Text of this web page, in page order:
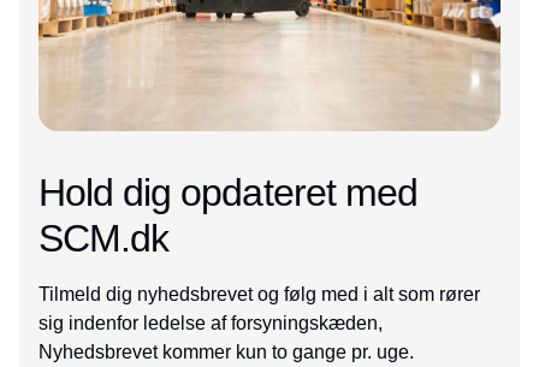
Hold dig opdateret med
SCM.dk
Tilmeld dig nyhedsbrevet og følg med i alt som rører
sig indenfor ledelse af forsyningskæden,
Nyhedsbrevet kommer kun to gange pr. uge.